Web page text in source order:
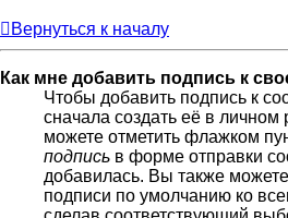
Вернуться к началу
Как мне добавить подпись к
Чтобы добавить подпись к
сначала создать её в личном
можете отметить флажком
подпись в форме отправки
добавилась. Вы также
подписи по умолчанию ко